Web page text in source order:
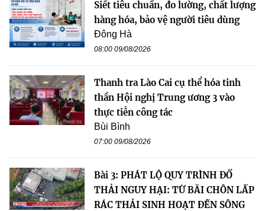
Siết tiêu chuẩn, đo lường, chất lượng
hàng hóa, bảo vệ người tiêu dùng
Đông Hà
08:00 09/08/2026
Thanh tra Lào Cai cụ thể hóa tinh
thần Hội nghị Trung ương 3 vào
thực tiễn công tác
Bùi Bình
07:00 09/08/2026
Bài 3: PHÁT LỘ QUY TRÌNH ĐỔ
THẢI NGUY HẠI: TỪ BÃI CHÔN LẤP
RÁC THẢI SINH HOẠT ĐẾN SÔNG